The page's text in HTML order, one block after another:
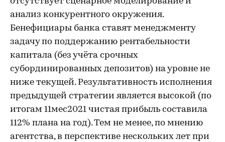
анализ конкурентного окружения.
Бенефициары банка ставят менеджменту
задачу по поддержанию рентабельности
капитала (без учёта срочных
субординированных депозитов) на уровне не
ниже текущей. Результативность исполнения
предыдущей стратегии является высокой (по
итогам 11мес2021 чистая прибыль составила
112% плана на год). Тем не менее, по мнению
агентства, в перспективе нескольких лет при